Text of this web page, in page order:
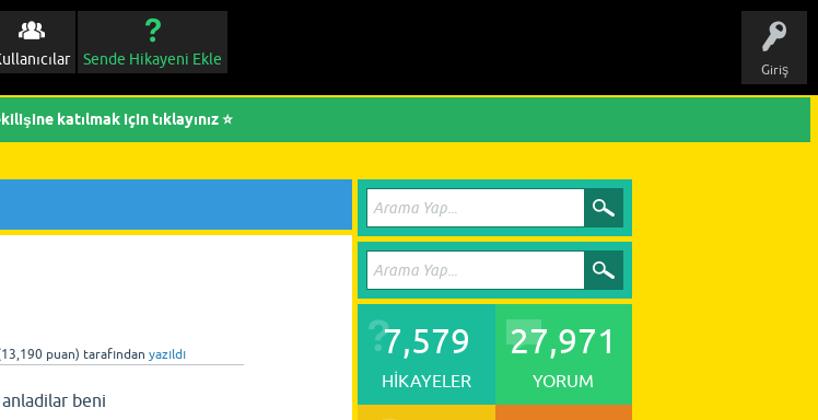
Giriş
Sende Hikayeni Ekle
katılmak için tıklayınız ⭐
13,190 puan) tarafından yazıldı
beni
7,579
HIKAYELER
27,971
YORUM